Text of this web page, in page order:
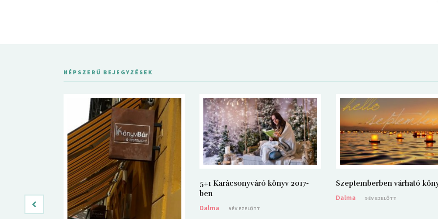
NÉPSZERŰ BEJEGYZÉSEK
5+1 Karácsonyváró könyv 2017-
ben
Dalma
9 ÉV EZELŐTT
Szeptemberben várható
Dalma
9 ÉV EZELŐTT